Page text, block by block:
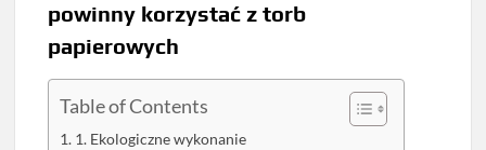
powinny korzystać z torb
papierowych
Table of Contents
1. Ekologiczne wykonanie